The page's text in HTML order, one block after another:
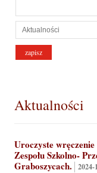
Aktualności
Uroczyste
Zespołu Szkolno-
Graboszycach. 2024-